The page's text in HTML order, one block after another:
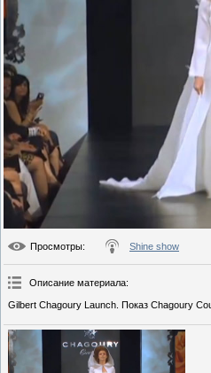
Просмотры: Shine show
Описание материала:
Gilbert Chagoury Launch. Показ Chagoury